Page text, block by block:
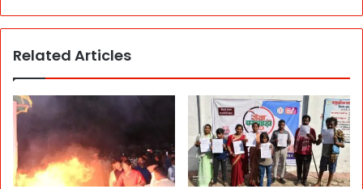
Related Articles